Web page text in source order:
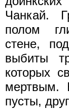
Чанкай.
полом
стене,
выбиты
которых
мертвым.
пусты,